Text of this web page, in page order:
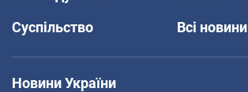
Суспільство
Всі новини
Новини України